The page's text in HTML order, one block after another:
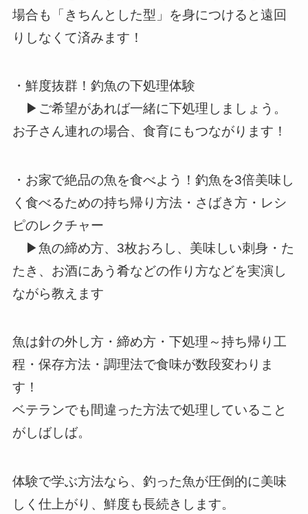
場合も「きちんとした型」を身につけると遠回
りしなくて済みます！
・鮮度抜群！釣魚の下処理体験
▶ご希望があれば一緒に下処理しましょう。
お子さん連れの場合、食育にもつながります！
・お家で絶品の魚を食べよう！釣魚を3倍美味し
く食べるための持ち帰り方法・さばき方・レシ
ピのレクチャー
▶魚の締め方、3枚おろし、美味しい刺身・た
たき、お酒にあう肴などの作り方などを実演し
ながら教えます
魚は針の外し方・締め方・下処理～持ち帰り工
程・保存方法・調理法で食味が数段変わりま
す！
ベテランでも間違った方法で処理していること
がしばしば。
体験で学ぶ方法なら、釣った魚が圧倒的に美味
しく仕上がり、鮮度も長続きします。